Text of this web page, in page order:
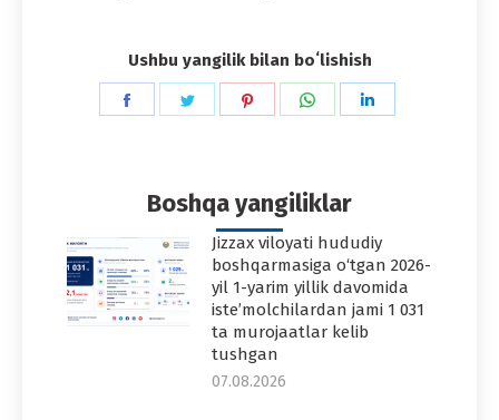
Ushbu yangilik bilan boʻlishish
Share
Share
Share
Share
Boshqa yangiliklar
Jizzax viloyati hududiy
boshqarmasiga o‘tgan 2026-
yil 1-yarim yillik davomida
iste’molchilardan jami 1 031
ta murojaatlar kelib
tushgan
07.08.2026